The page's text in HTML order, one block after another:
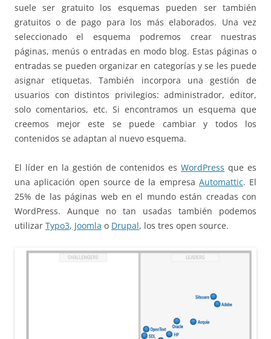
suele ser gratuito los esquemas pueden ser también
gratuitos o de pago para los más elaborados. Una vez
seleccionado el esquema podremos crear nuestras
páginas, menús o entradas en modo blog. Estas páginas o
entradas se pueden organizar en categorías y se les puede
asignar etiquetas. También incorpora una gestión de
usuarios con distintos privilegios: administrador, editor,
solo comentarios, etc. Si encontramos un esquema que
creemos mejor este se puede cambiar y todos los
contenidos se adaptan al nuevo esquema.
El líder en la gestión de contenidos es WordPress que es
una aplicación open source de la empresa Automattic. El
25% de las páginas web en el mundo están creadas con
WordPress. Aunque no tan usadas también podemos
utilizar Typo3, Joomla o Drupal, los tres open source.